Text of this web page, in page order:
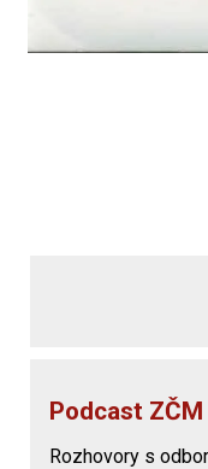
Podcast ZČM
Rozhovory s